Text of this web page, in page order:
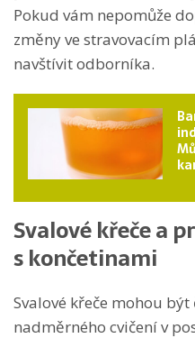
Pokud vám nepomůže
změny ve stravovacím
navštívit odborníka.
Svalové křeče a
s končetinami
Svalové křeče mohou
nadměrného cvičení v